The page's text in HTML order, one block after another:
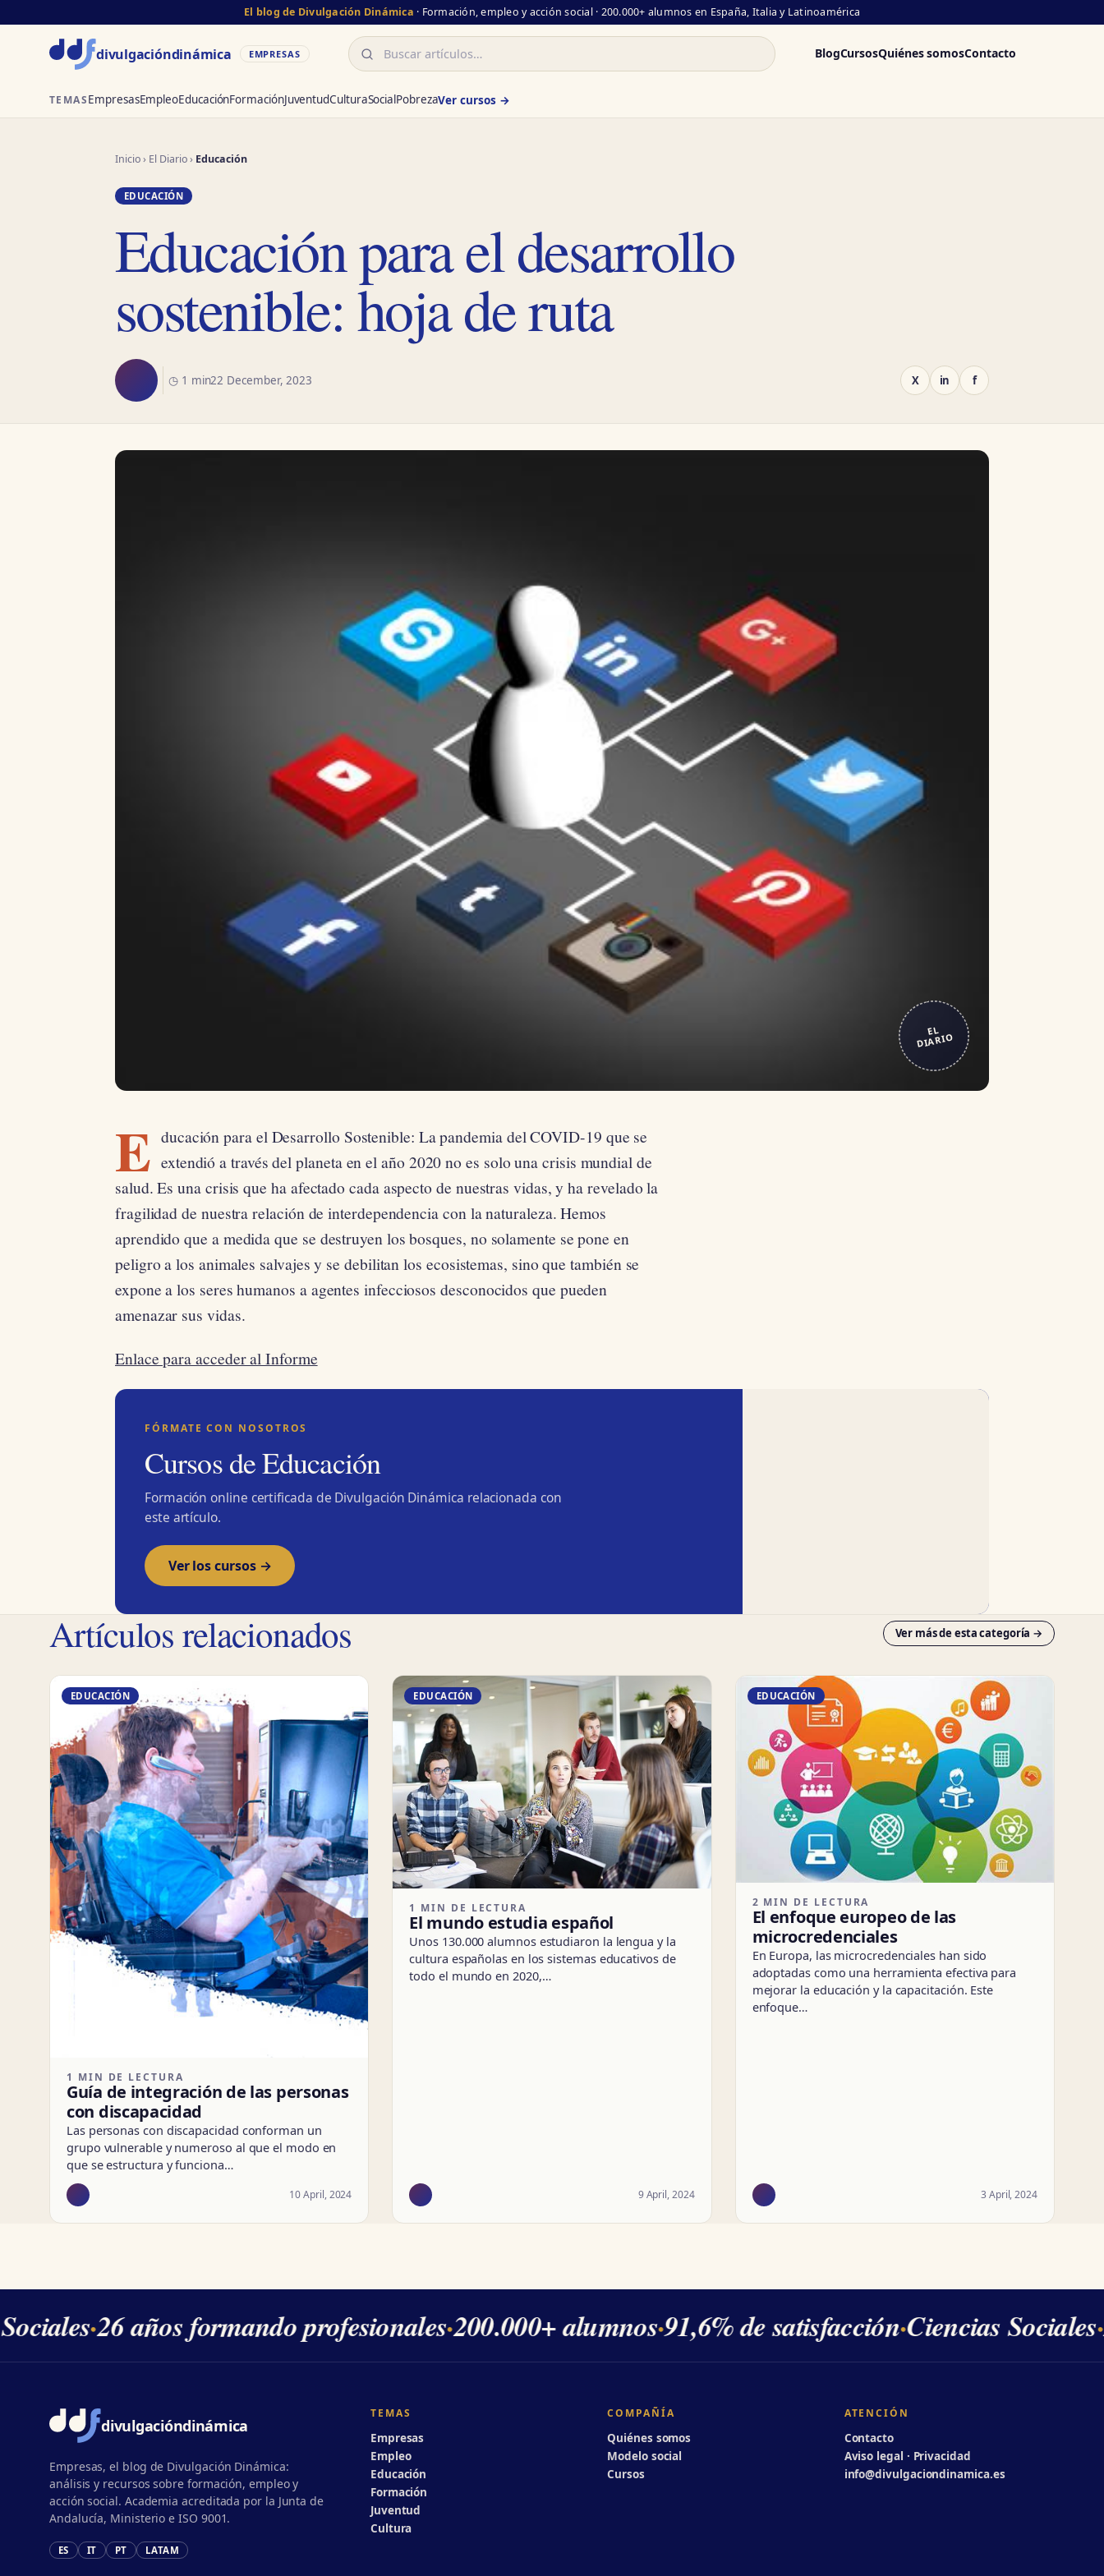
El blog de Divulgación Dinámica · Formación, empleo y acción social · 200.000+ alumnos en España, Italia y Latinoamérica
divulgacióndinámica EMPRESAS Buscar BlogCursosQuiénes somosContacto
TEMASEmpresasEmpleoEducaciónFormaciónJuventudCulturaSocialPobrezaVer cursos →
Inicio› El Diario› Educación
EDUCACIÓN
Educación para el desarrollo
sostenible: hoja de ruta
◷ 1 min22 December, 2023 X in f
EL
DIARIO
E ducación para el Desarrollo Sostenible: La pandemia del COVID-19 que se
extendió a través del planeta en el año 2020 no es solo una crisis mundial de
salud. Es una crisis que ha afectado cada aspecto de nuestras vidas, y ha revelado la
fragilidad de nuestra relación de interdependencia con la naturaleza. Hemos
aprendido que a medida que se destruyen los bosques, no solamente se pone en
peligro a los animales salvajes y se debilitan los ecosistemas, sino que también se
expone a los seres humanos a agentes infecciosos desconocidos que pueden
amenazar sus vidas.
Enlace para acceder al Informe
FÓRMATE CON NOSOTROS
Cursos de Educación
Formación online certificada de Divulgación Dinámica relacionada con
este artículo.
Ver los cursos →
Artículos relacionados Ver más de esta categoría →
EDUCACIÓN
1 MIN DE LECTURA
Guía de integración de las personas
con discapacidad
Las personas con discapacidad conforman un
grupo vulnerable y numeroso al que el modo en
que se estructura y funciona…
10 April, 2024
EDUCACIÓN
1 MIN DE LECTURA
El mundo estudia español
Unos 130.000 alumnos estudiaron la lengua y la
cultura españolas en los sistemas educativos de
todo el mundo en 2020,…
9 April, 2024
EDUCACIÓN
2 MIN DE LECTURA
El enfoque europeo de las
microcredenciales
En Europa, las microcredenciales han sido
adoptadas como una herramienta efectiva para
mejorar la educación y la capacitación. Este
enfoque…
3 April, 2024
·26 años formando profesionales·200.000+ alumnos·91,6% de satisfacción·Ciencias Sociales·
divulgacióndinámica
Empresas, el blog de Divulgación Dinámica:
análisis y recursos sobre formación, empleo y
acción social. Academia acreditada por la Junta de
Andalucía, Ministerio e ISO 9001.
ES IT PT LATAM
TEMAS
Empresas
Empleo
Educación
Formación
Juventud
Cultura
COMPAÑÍA
Quiénes somos
Modelo social
Cursos
ATENCIÓN
Contacto
Aviso legal · Privacidad
info@divulgaciondinamica.es